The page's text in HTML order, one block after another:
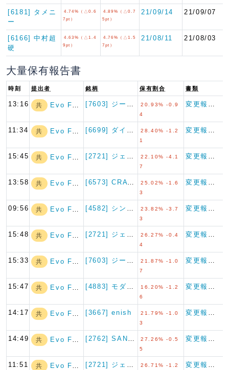
[6181] タメニ
ー
4.74%（△0.6
7pt）
4.89%（△0.7
5pt）
21/09/14 21/09/07
[6166] 中村超
硬
4.63%（△1.4
9pt）
4.76%（△1.5
7pt）
21/08/11 21/08/03
大量保有報告書
時刻 提出者 銘柄 保有割合 書類
13:16 共 Evo Fund
20.93% -0.9
4
11:34 共 Evo Fund
28.40% -1.2
1
15:45 共 Evo Fund
22.10% -4.1
7
13:58 共 Evo Fund
25.02% -1.6
3
09:56 共 Evo Fund
23.82% -3.7
3
15:48 共 Evo Fund
26.27% -0.4
4
15:33 共 Evo Fund
21.87% -1.0
7
15:47 共 Evo Fund
16.20% -1.2
6
14:17 共 Evo Fund [3667] enish
21.79% -1.0
3
14:49 共 Evo Fund
27.26% -0.5
5
11:51 共 Evo Fund 26.71% -1.2